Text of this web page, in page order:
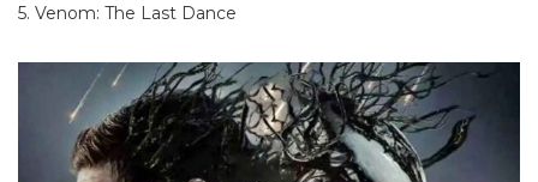
5. Venom: The Last Dance